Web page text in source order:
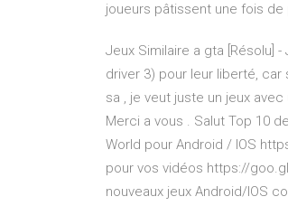
joueurs pâtissent une fois de
Jeux Similaire a gta [Résolu]
driver 3) pour leur liberté,
sa , je veut juste un jeux
Merci a vous . Salut Top 10
World pour Android / IOS
pour vos vidéos https://goo.gl/
nouveaux jeux Android/IOS